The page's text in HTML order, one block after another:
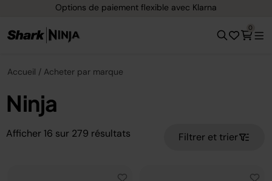
Options de paiement flexible avec Klarna
0
Accueil Acheter par marque
Ninja
Afficher 16 sur 279 résultats Filtrer et trier